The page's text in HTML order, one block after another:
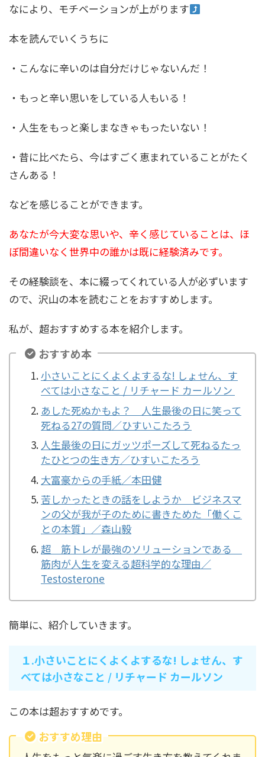
なにより、モチベーションが上がります
本を読んでいくうちに
・こんなに辛いのは自分だけじゃないんだ！
・もっと辛い思いをしている人もいる！
・人生をもっと楽しまなきゃもったいない！
・昔に比べたら、今はすごく恵まれていることがたく
さんある！
などを感じることができます。
あなたが今大変な思いや、辛く感じていることは、ほ
ぼ間違いなく世界中の誰かは既に経験済みです。
その経験談を、本に綴ってくれている人が必ずいます
ので、沢山の本を読むことをおすすめします。
私が、超おすすめする本を紹介します。
おすすめ本
小さいことにくよくよするな! しょせん、す
べては小さなこと / リチャード カールソン
あした死ぬかもよ？ 人生最後の日に笑って
死ねる27の質問／ひすいこたろう
人生最後の日にガッツポーズして死ねるたっ
たひとつの生き方／ひすいこたろう
大富豪からの手紙／本田健
苦しかったときの話をしようか ビジネスマ
ンの父が我が子のために書きためた「働くこ
との本質」／森山毅
超 筋トレが最強のソリューションである
筋肉が人生を変える超科学的な理由／
Testosterone
簡単に、紹介していきます。
１.小さいことにくよくよするな! しょせん、す
べては小さなこと / リチャード カールソン
この本は超おすすめです。
おすすめ理由